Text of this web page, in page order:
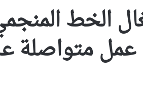
الخط
عمل متواصلة